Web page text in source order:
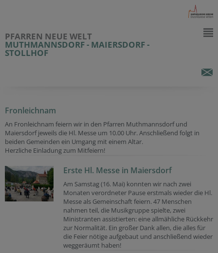
PFARREN NEUE WELT
MUTHMANNSDORF - MAIERSDORF -
STOLLHOF
Fronleichnam
An Fronleichnam feiern wir in den Pfarren Muthmannsdorf und
Maiersdorf jeweils die Hl. Messe um 10.00 Uhr. Anschließend folgt in
beiden Gemeinden ein Umgang mit einem Altar.
Herzliche Einladung zum Mitfeiern!
Erste Hl. Messe in Maiersdorf
Am Samstag (16. Mai) konnten wir nach zwei
Monaten verordneter Pause erstmals wieder die Hl.
Messe als Gemeinschaft feiern. 47 Menschen
nahmen teil, die Musikgruppe spielte, zwei
Ministranten assistierten: eine allmähliche Rückkehr
zur Normalität. Ein großer Dank allen, die alles für
die Feier nötige aufgebaut und anschließend wieder
weggeräumt haben!